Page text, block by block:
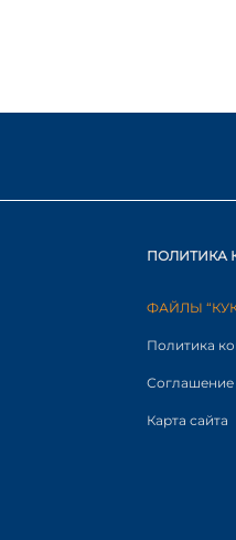
ПОЛИТИКА
ФАЙЛЫ
Политика
Соглашение
Карта сайта